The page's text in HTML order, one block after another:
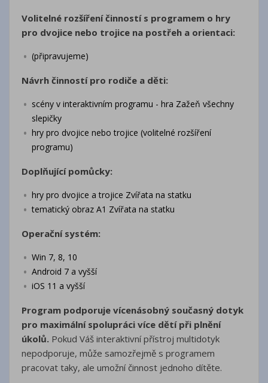
Volitelné rozšíření činností s programem o hry
pro dvojice nebo trojice na postřeh a orientaci:
(připravujeme)
Návrh činností pro rodiče a děti:
scény v interaktivním programu - hra Zažeň všechny
slepičky
hry pro dvojice nebo trojice (volitelné rozšíření
programu)
Doplňující pomůcky:
hry pro dvojice a trojice Zvířata na statku
tematický obraz A1 Zvířata na statku
Operační systém:
Win 7, 8, 10
Android 7 a vyšší
iOS 11 a vyšší
Program podporuje vícenásobný současný dotyk
pro maximální spolupráci více dětí při plnění
úkolů. Pokud Váš interaktivní přístroj multidotyk
nepodporuje, může samozřejmě s programem
pracovat taky, ale umožní činnost jednoho dítěte.